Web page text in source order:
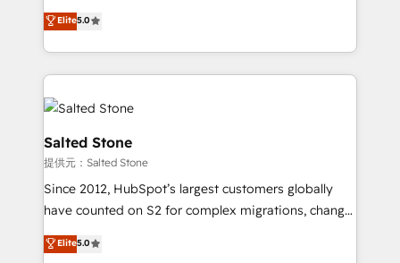
bridge the gap where most agencies fall short by
combining GTM strategy with technical execution to
solve the right problem with the right solution. As the
only firm in the world to hold Elite Partner
Accreditations with both HubSpot and Clay, our
clients gain a unique advantage in CRM architecture,
pipeline generation, data intelligence, and go-to-
market execution. Why B2B Businesses Choose RP: -
Secure: Soc2 compliant 🛡️ - Pricing: Implementations
starting at $1,5k 💵 - Speed: Launch in 14 days ⚡ -
Scale: Fastest tiering Elite HubSpot Partner 🪴 -
Elite5.0
Salted Stone
提供元：Salted Stone
Since 2012, HubSpot’s largest customers globally
have counted on S2 for complex migrations, change
management, systems integration, and creative
solutions that deliver measurable impact and
Elite5.0